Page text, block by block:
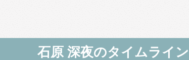
石原 深夜のタイムライン